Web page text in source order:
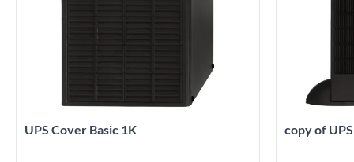
UPS Cover Basic 1K copy of